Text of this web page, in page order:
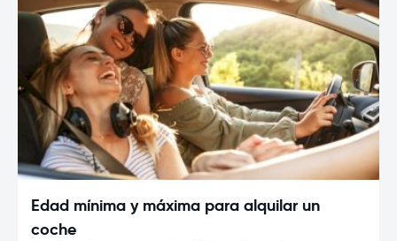
Edad mínima y máxima para alquilar un
coche